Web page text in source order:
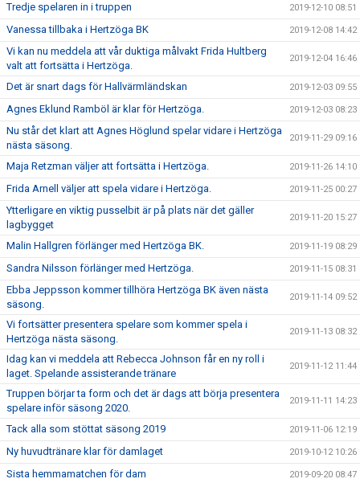
Tredje spelaren in i truppen 2019-12-10 08:51
Vanessa tillbaka i Hertzöga BK 2019-12-08 14:42
Vi kan nu meddela att vår duktiga målvakt Frida Hultberg
valt att fortsätta i Hertzöga.
2019-12-04 16:46
Det är snart dags för Hallvärmländskan 2019-12-03 09:55
Agnes Eklund Ramböl är klar för Hertzöga. 2019-12-03 08:23
Nu står det klart att Agnes Höglund spelar vidare i Hertzöga
nästa säsong.
2019-11-29 09:16
Maja Retzman väljer att fortsätta i Hertzöga. 2019-11-26 14:10
Frida Arnell väljer att spela vidare i Hertzöga. 2019-11-25 00:27
Ytterligare en viktig pusselbit är på plats när det gäller
lagbygget
2019-11-20 15:27
Malin Hallgren förlänger med Hertzöga BK. 2019-11-19 08:29
Sandra Nilsson förlänger med Hertzöga. 2019-11-15 08:31
Ebba Jeppsson kommer tillhöra Hertzöga BK även nästa
säsong.
2019-11-14 09:52
Vi fortsätter presentera spelare som kommer spela i
Hertzöga nästa säsong.
2019-11-13 08:32
Idag kan vi meddela att Rebecca Johnson får en ny roll i
laget. Spelande assisterande tränare
2019-11-12 11:44
Truppen börjar ta form och det är dags att börja presentera
spelare inför säsong 2020.
2019-11-11 14:23
Tack alla som stöttat säsong 2019 2019-11-06 12:19
Ny huvudtränare klar för damlaget 2019-10-12 10:26
Sista hemmamatchen för dam 2019-09-20 08:47